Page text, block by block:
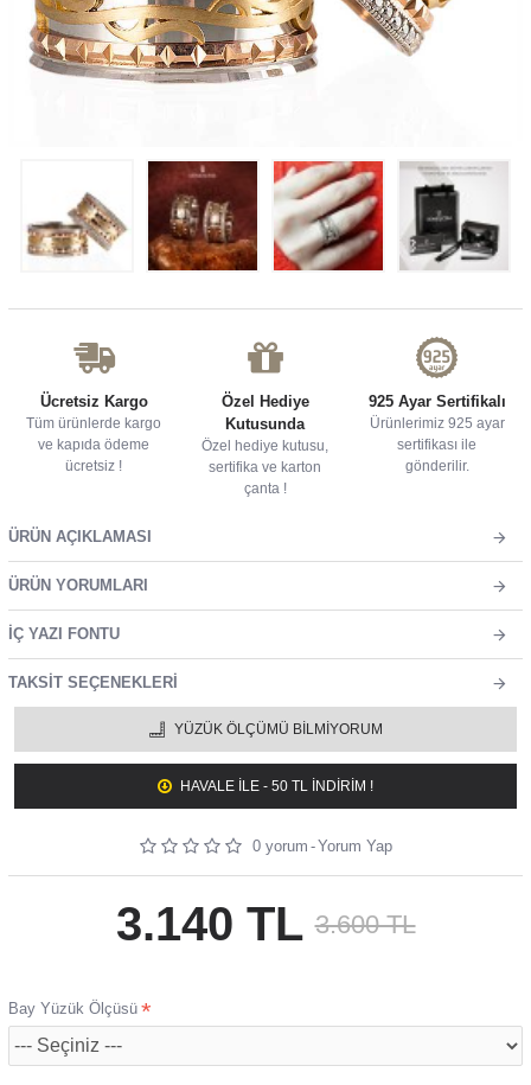
Ücretsiz Kargo
Tüm ürünlerde kargo
ve kapıda ödeme
ücretsiz !
Özel Hediye
Kutusunda
Özel hediye kutusu,
sertifika ve karton
çanta !
925 Ayar Sertifikalı
Ürünlerimiz 925 ayar
sertifikası ile
gönderilir.
ÜRÜN AÇIKLAMASI
ÜRÜN YORUMLARI
İÇ YAZI FONTU
TAKSIT SEÇENEKLERI
YÜZÜK ÖLÇÜMÜ BILMIYORUM
HAVALE ILE - 50 TL İNDİRİM !
0 yorum -Yorum Yap
3.600 TL
3.140 TL
Bay Yüzük Ölçüsü